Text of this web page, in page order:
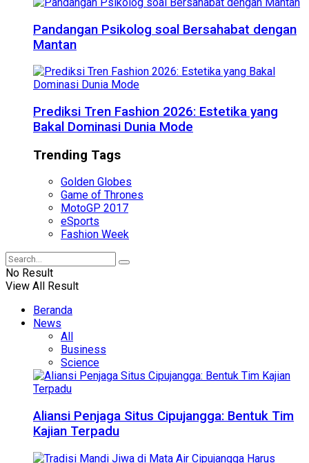
Pandangan Psikolog soal Bersahabat dengan
Mantan
Prediksi Tren Fashion 2026: Estetika yang
Bakal Dominasi Dunia Mode
Trending Tags
Golden Globes
Game of Thrones
MotoGP 2017
eSports
Fashion Week
No Result
View All Result
Beranda
News
All
Business
Science
Aliansi Penjaga Situs Cipujangga: Bentuk Tim
Kajian Terpadu